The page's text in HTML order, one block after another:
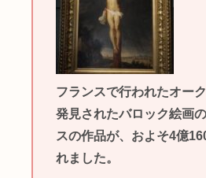
フランスで行われたオー
発見されたバロック絵画
スの作品が、およそ4億
れました。